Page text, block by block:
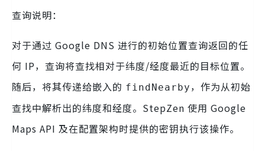
查询说明：
对于通过 Google DNS 进行的初始位置查询返回的任
何 IP，查询将查找相对于纬度/经度最近的目标位置。
随后，将其传递给嵌入的 findNearby ，作为从初始
查找中解析出的纬度和经度。StepZen 使用 Google
Maps API 及在配置架构时提供的密钥执行该操作。